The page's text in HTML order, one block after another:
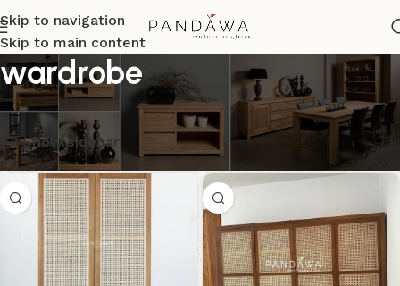
Skip to navigation
Skip to main content
wardrobe
Menampilkan semua 5 hasil
Show sidebar